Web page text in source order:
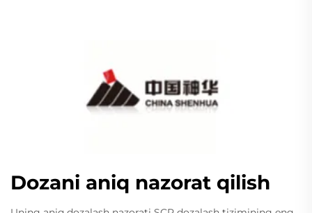
Dozani aniq nazorat qilish